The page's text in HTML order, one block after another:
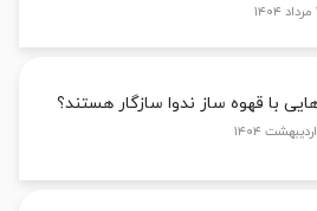
با قهوه ساز ندوا سازگار هستند؟